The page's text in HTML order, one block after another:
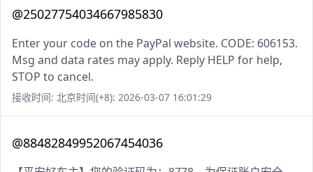
@25027754034667985830
Enter your code on the PayPal website. CODE: 606153.
Msg and data rates may apply. Reply HELP for help,
STOP to cancel.
接收时间: 北京时间(+8): 2026-03-07 16:01:29
@88482849952067454036